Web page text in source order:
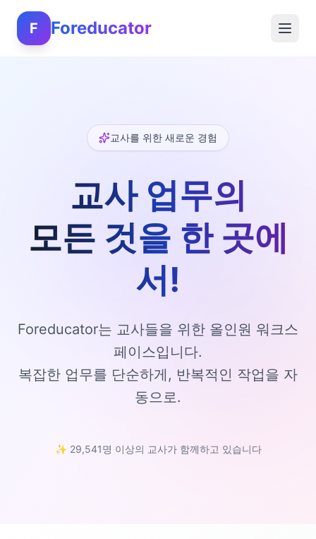
F Foreducator
교사를 위한 새로운 경험
교사 업무의
모든 것을 한 곳에
서!
Foreducator는 교사들을 위한 올인원 워크스
페이스입니다.
복잡한 업무를 단순하게, 반복적인 작업을 자
동으로.
✨ 29,541명 이상의 교사가 함께하고 있습니다